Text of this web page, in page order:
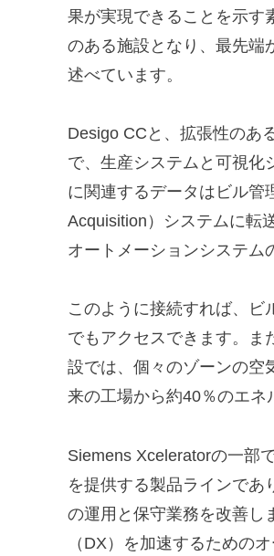
果が実現できることを示す
のある施設となり、最先端
述べています。
Desigo CCと、拡張性のあ
で、生産システムと可視化
に関連するデータはビル管
Acquisition）システムに転
オートメーションシステム
このように接続すれば、ビ
でもアクセスできます。ま
設では、個々のゾーンの空
来の工場から約40％のエネ
Siemens Xceleratorの一部
を提供する製品ラインであ
の運用と保守業務を改善し
（DX）を加速するための